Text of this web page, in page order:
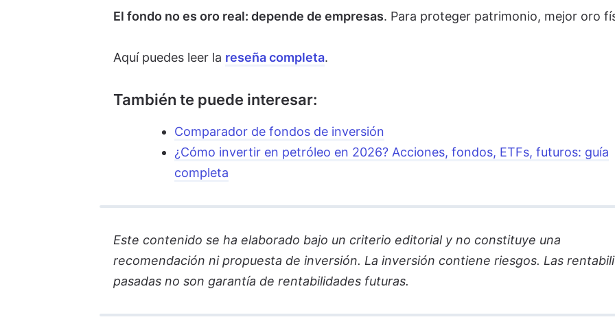
El fondo no es oro real: depende de empresas. Para proteger patrimonio, mejor oro
Aquí puedes leer la reseña completa.
También te puede interesar:
Comparador de fondos de inversión
¿Cómo invertir en petróleo en 2026? Acciones, fondos, ETFs, futuros: guía
completa
Este contenido se ha elaborado bajo un criterio editorial y no constituye una
recomendación ni propuesta de inversión. La inversión contiene riesgos. Las
pasadas no son garantía de rentabilidades futuras.